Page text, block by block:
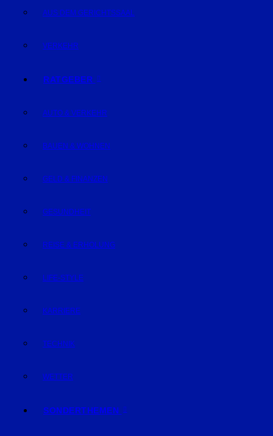
AUS DEM GERICHTSSAAL
VERKEHR
RATGEBER
AUTO & VERKEHR
BAUEN & WOHNEN
GELD & FINANZEN
GESUNDHEIT
REISE & ERHOLUNG
LIFE-STYLE
KARRIERE
TECHNIK
WETTER
SONDERTHEMEN